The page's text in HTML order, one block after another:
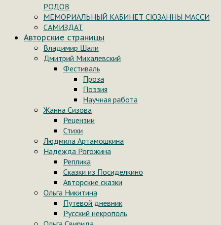
РОДОВ
МЕМОРИАЛЬНЫЙ КАБИНЕТ СЮЗАННЫ МАССИ
САМИЗДАТ
Авторские страницы
Владимир Шали
Дмитрий Михалевский
Фестиваль
Проза
Поэзия
Научная работа
Жанна Сизова
Рецензии
Стихи
Людмила Артамошкина
Надежда Рогожина
Реплика
Сказки из Посиделкино
Авторские сказки
Ольга Никитина
Путевой дневник
Русский некрополь